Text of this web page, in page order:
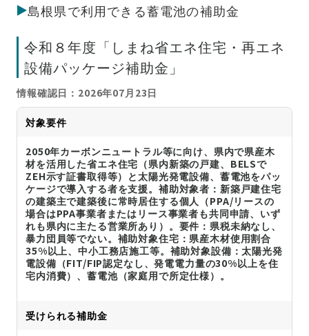
島根県で利用できる蓄電池の補助金
令和８年度「しまね省エネ住宅・再エネ
設備パッケージ補助金」
情報確認日：2026年07月23日
対象要件
2050年カーボンニュートラル等に向け、県内で県産木
材を活用した省エネ住宅（県内新築の戸建、BELSで
ZEH示す証書取得等）と太陽光発電設備、蓄電池をパッ
ケージで導入する者を支援。補助対象者：新築戸建住宅
の建築主で建築後に常時居住する個人（PPA/リースの
場合はPPA事業者またはリース事業者も共同申請、いず
れも県内に主たる営業所あり）。要件：県税未納なし、
暴力団員等でない。補助対象住宅：県産木材使用割合
35%以上、中小工務店施工等。補助対象設備：太陽光発
電設備（FIT/FIP認定なし、発電電力量の30%以上を住
宅内消費）、蓄電池（家庭用で所定仕様）。
受けられる補助金